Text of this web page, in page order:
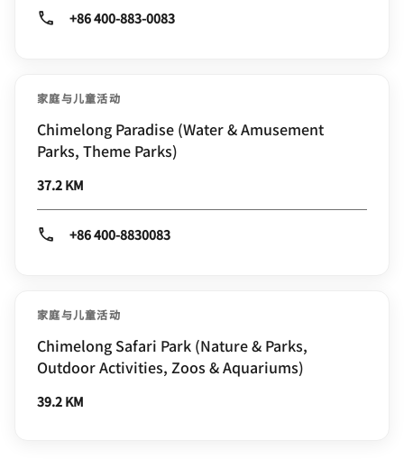
+86 400-883-0083
家庭与儿童活动
Chimelong Paradise (Water & Amusement
Parks, Theme Parks)
37.2 KM
+86 400-8830083
家庭与儿童活动
Chimelong Safari Park (Nature & Parks,
Outdoor Activities, Zoos & Aquariums)
39.2 KM